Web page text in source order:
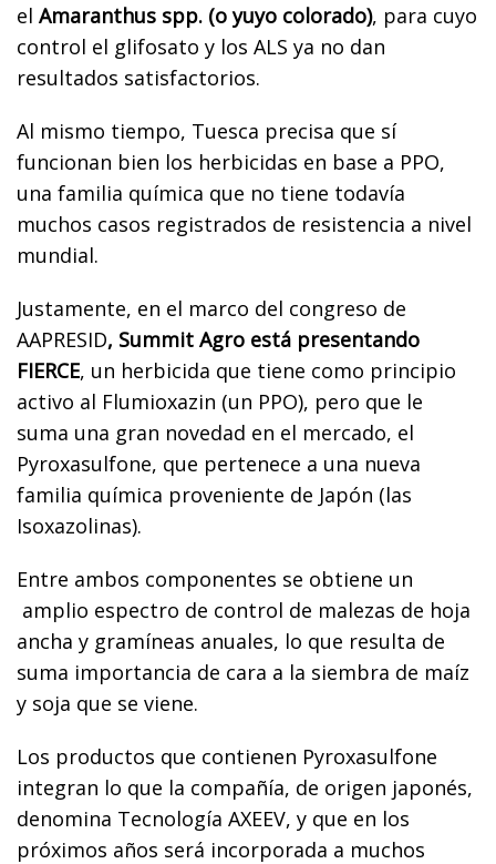
el Amaranthus spp. (o yuyo colorado), para cuyo
control el glifosato y los ALS ya no dan
resultados satisfactorios.
Al mismo tiempo, Tuesca precisa que sí
funcionan bien los herbicidas en base a PPO,
una familia química que no tiene todavía
muchos casos registrados de resistencia a nivel
mundial.
Justamente, en el marco del congreso de
AAPRESID, Summit Agro está presentando
FIERCE, un herbicida que tiene como principio
activo al Flumioxazin (un PPO), pero que le
suma una gran novedad en el mercado, el
Pyroxasulfone, que pertenece a una nueva
familia química proveniente de Japón (las
Isoxazolinas).
Entre ambos componentes se obtiene un
amplio espectro de control de malezas de hoja
ancha y gramíneas anuales, lo que resulta de
suma importancia de cara a la siembra de maíz
y soja que se viene.
Los productos que contienen Pyroxasulfone
integran lo que la compañía, de origen japonés,
denomina Tecnología AXEEV, y que en los
próximos años será incorporada a muchos